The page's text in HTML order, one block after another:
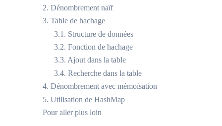
2. Dénombrement naïf
3. Table de hachage
3.1. Structure de données
3.2. Fonction de hachage
3.3. Ajout dans la table
3.4. Recherche dans la table
4. Dénombrement avec mémoïsation
5. Utilisation de HashMap
Pour aller plus loin